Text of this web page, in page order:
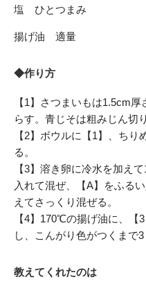
塩 ひとつまみ
揚げ油 適量
◆作り方
【1】さつまいもは1.5cm
らす。青じそは粗みじん切
【2】ボウルに【1】、ち
る。
【3】溶き卵に冷水を加え
入れて混ぜ、【A】をふる
えてさっくり混ぜる。
【4】170℃の揚げ油に、【
し、こんがり色がつくまで3
教えてくれたのは